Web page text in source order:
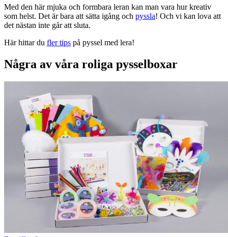
Med den här mjuka och formbara leran kan man vara hur kreativ
som helst. Det är bara att sätta igång och pyssla! Och vi kan lova att
det nästan inte går att sluta.
Här hittar du fler tips på pyssel med lera!
Några av våra roliga pysselboxar